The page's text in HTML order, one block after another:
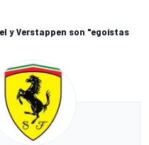
y Verstappen son "egoístas